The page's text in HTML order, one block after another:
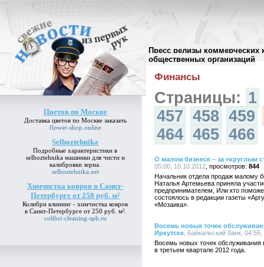
Пресс релизы коммерческих
общественных организаций
Цветов по Москве
Доставка цветов по Москвезаказать
flower-shop.online
Selhoztehnika
Подробные характеристики в
selhoztehnikaмашинки для чисти и
калибровки зерна.
selhoztehnika.net
Химчистка ковров в Санкт-
Петербурге от 250 руб. м²
Колибри клининг - химчистка ковров
в Санкт-Петербурге от 250 руб. м².
colibri-cleaning-spb.ru
Архив пресс-релизов//
Финансы
Страницы: 1
457 458 459
464 465 466
О малом бизнесе – за «круглым
05:00, 10.10.2012
844
Начальник отдела продаж малому
Наталья Артемьева приняла
предпринимателем, Или кто
состоялось в редакции газеты
«Мозаика».
Восемь новых точек
Иркутске , Байкальский банк,
Восемь новых точек
в третьем квартале 2012 года.